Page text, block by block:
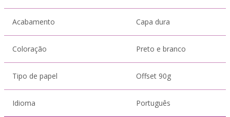
Acabamento Capa dura
Coloração Preto e branco
Tipo de papel Offset 90g
Idioma Português